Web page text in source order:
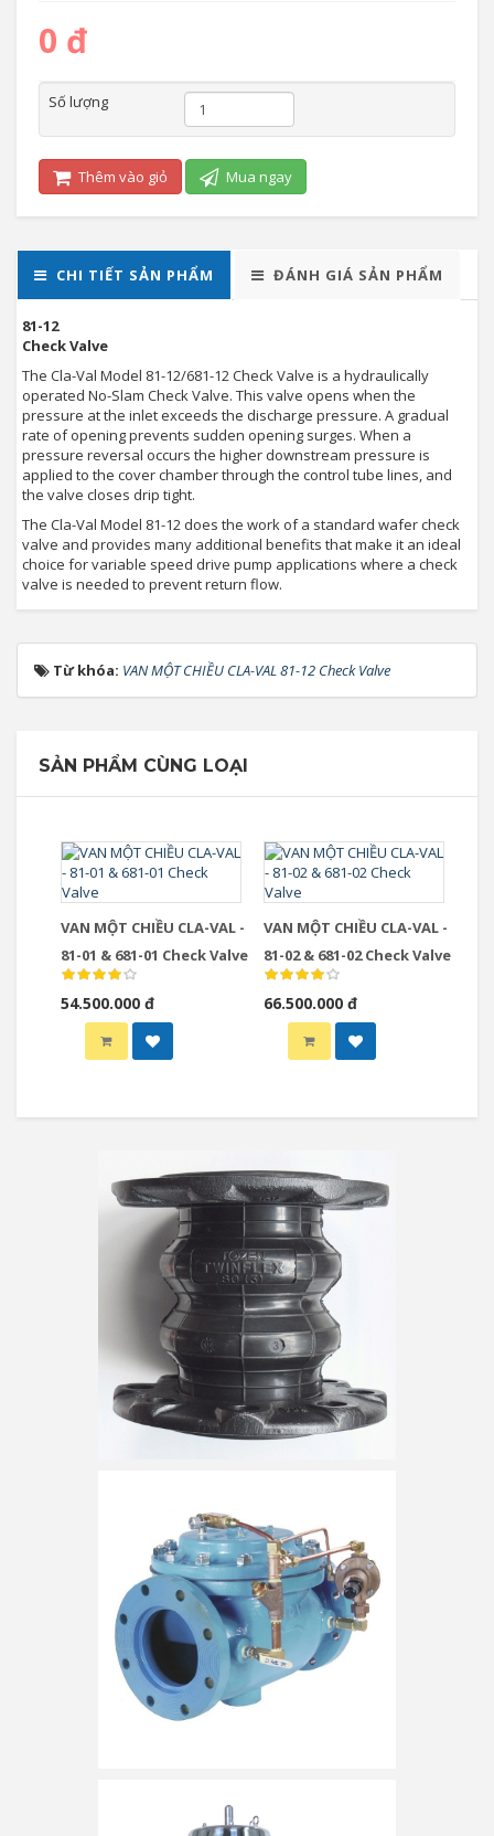
0 đ
Số lượng
Thêm vào giỏ Mua ngay
CHI TIẾT SẢN PHẨM ĐÁNH GIÁ SẢN PHẨM
81-12
Check Valve
The Cla-Val Model 81-12/681-12 Check Valve is a hydraulically
operated No-Slam Check Valve. This valve opens when the
pressure at the inlet exceeds the discharge pressure. A gradual
rate of opening prevents sudden opening surges. When a
pressure reversal occurs the higher downstream pressure is
applied to the cover chamber through the control tube lines, and
the valve closes drip tight.
The Cla-Val Model 81-12 does the work of a standard wafer check
valve and provides many additional benefits that make it an ideal
choice for variable speed drive pump applications where a check
valve is needed to prevent return flow.
Từ khóa: VAN MỘT CHIỀU CLA-VAL 81-12 Check Valve
SẢN PHẨM CÙNG LOẠI
VAN MỘT CHIỀU CLA-VAL -
81-01 & 681-01 Check Valve
54.500.000 đ
VAN MỘT CHIỀU CLA-VAL -
81-02 & 681-02 Check Valve
66.500.000 đ